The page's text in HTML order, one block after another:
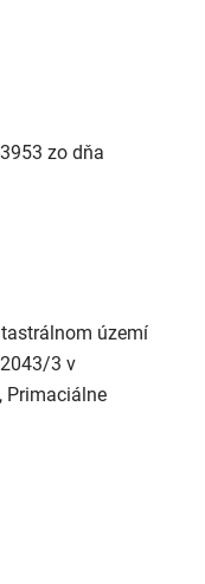
zo dňa
území
3 v
Primaciálne